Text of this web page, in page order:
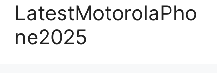
LatestMotorolaPho
ne2025